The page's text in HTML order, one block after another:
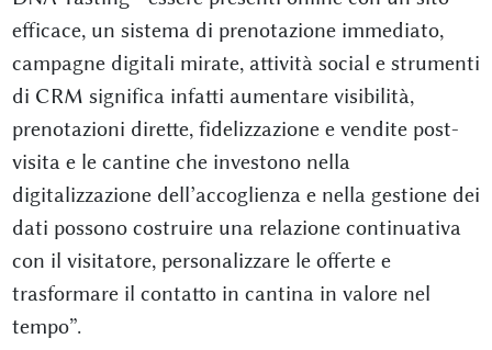
efficace, un sistema di prenotazione immediato,
campagne digitali mirate, attività social e strumenti
di CRM significa infatti aumentare visibilità,
prenotazioni dirette, fidelizzazione e vendite post-
visita e le cantine che investono nella
digitalizzazione dell’accoglienza e nella gestione dei
dati possono costruire una relazione continuativa
con il visitatore, personalizzare le offerte e
trasformare il contatto in cantina in valore nel
tempo”.